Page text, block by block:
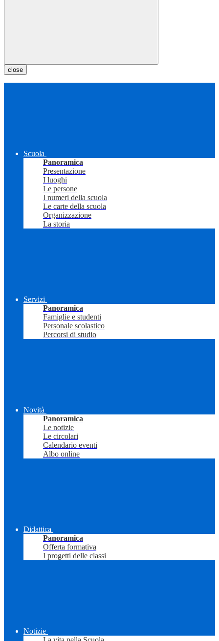
close
Scuola
Panoramica
Presentazione
I luoghi
Le persone
I numeri della scuola
Le carte della scuola
Organizzazione
La storia
Servizi
Panoramica
Famiglie e studenti
Personale scolastico
Percorsi di studio
Novità
Panoramica
Le notizie
Le circolari
Calendario eventi
Albo online
Didattica
Panoramica
Offerta formativa
I progetti delle classi
Notizie